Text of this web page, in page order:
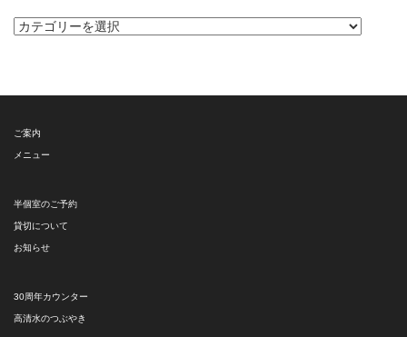
カ
ー
ご案内
メニュー
半個室のご予約
貸切について
お知らせ
30周年カウンター
高清水のつぶやき